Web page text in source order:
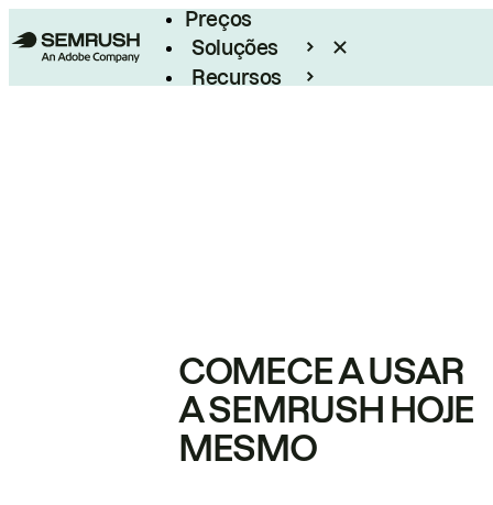
Preços
Soluções
Recursos
COMECE A USAR
A SEMRUSH HOJE
MESMO